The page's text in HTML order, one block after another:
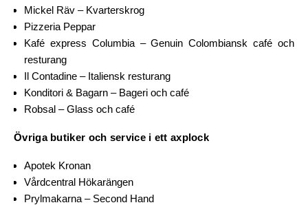
Mickel Räv – Kvarterskrog
Pizzeria Peppar
Kafé express Columbia – Genuin Colombiansk café och
resturang
Il Contadine – Italiensk resturang
Konditori & Bagarn – Bageri och café
Robsal – Glass och café
Övriga butiker och service i ett axplock
Apotek Kronan
Vårdcentral Hökarängen
Prylmakarna – Second Hand